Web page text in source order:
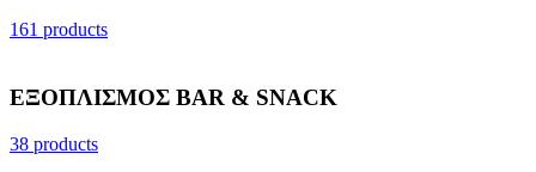
161 products
ΕΞΟΠΛΙΣΜΟΣ BAR & SNACK
38 products